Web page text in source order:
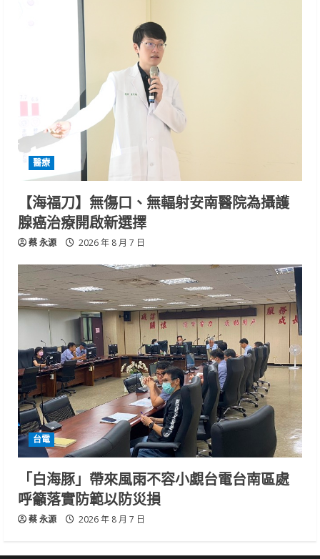
醫療
【海福刀】無傷口、無輻射安南醫院為攝護
腺癌治療開啟新選擇
蔡 永源 2026 年 8 月 7 日
台電
「白海豚」帶來風雨不容小覷台電台南區處
呼籲落實防範以防災損
蔡 永源 2026 年 8 月 7 日